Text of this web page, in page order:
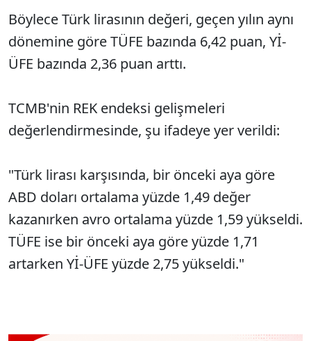
Böylece Türk lirasının değeri, geçen yılın aynı
dönemine göre TÜFE bazında 6,42 puan, Yİ-
ÜFE bazında 2,36 puan arttı.
TCMB'nin REK endeksi gelişmeleri
değerlendirmesinde, şu ifadeye yer verildi:
"Türk lirası karşısında, bir önceki aya göre
ABD doları ortalama yüzde 1,49 değer
kazanırken avro ortalama yüzde 1,59 yükseldi.
TÜFE ise bir önceki aya göre yüzde 1,71
artarken Yİ-ÜFE yüzde 2,75 yükseldi."